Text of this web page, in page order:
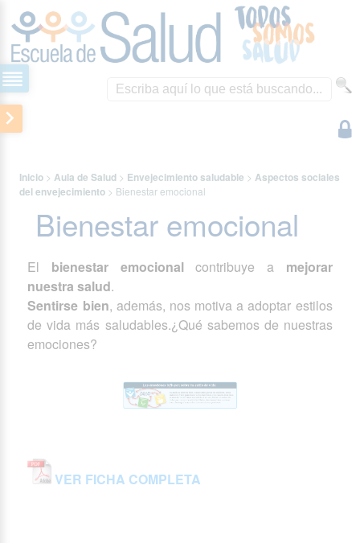
Inicio > Aula de Salud > Envejecimiento saludable > Aspectos sociales
del envejecimiento > Bienestar emocional
Bienestar emocional
El bienestar emocionalcontribuye a mejorar
nuestra salud.
Sentirse bien, además, nos motiva a adoptar estilos
de vida más saludables.¿Qué sabemos de nuestras
emociones?
VER FICHA COMPLETA